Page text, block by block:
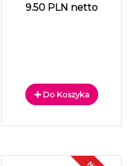
9.50 PLN netto
Do Koszyka